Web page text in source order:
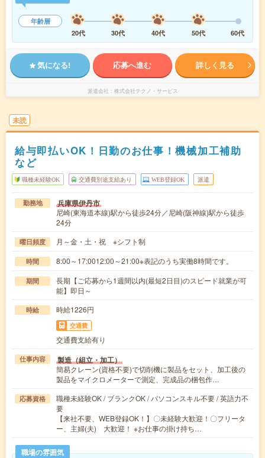
年齢層
20代
30代 40代 50代 60代
気になる! 応募へ進む 詳しく見る
派遣会社 株式会社テクノ・サービス
未読
給与即払いOK！日勤のお仕事！機械加工補助
など
職種未経験OK 交通費別途支給あり WEB登録OK 派遣
勤務地 兵庫県伊丹市
尼崎(東海道本線)駅から徒歩24分／尼崎(阪神線)駅から徒歩
24分
曜日頻度 月～金・土・祝 ※シフト制
時間 8:00～17:0012:00～21:00※表記のうち実働8時間です。
期間
長期【ご応募から1週間以内(最短2日目)のスピード就業が可
能】即日～
時給 時給1226円
交通費
交通費支給有り
仕事内容 製造（組立・加工）
簡易クレーン(資格不要)で切削機に製品をセット、加工後の
製品をマイクロメーターで測定、完成品の梱包作…
応募資格
職種未経験OK / ブランクOK / パソコンスキル不要 / 英語力不
要
【来社不要、WEB登録OK！】〇未経験大歓迎！〇フリータ
ー、主婦(夫) 大歓迎！ ※お仕事の掛け持ち…
職場の雰囲気